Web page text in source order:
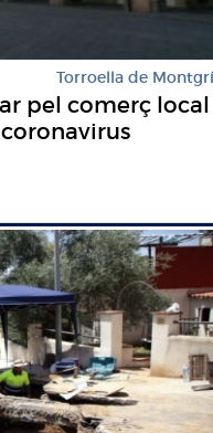
Torroella de Montgrí
pel comerç local